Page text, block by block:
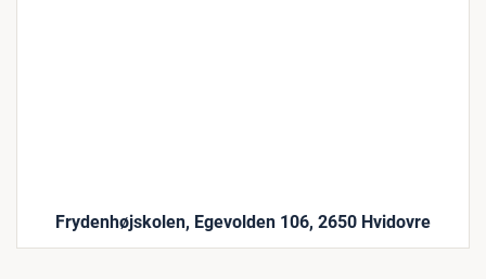
Frydenhøjskolen, Egevolden 106, 2650 Hvidovre